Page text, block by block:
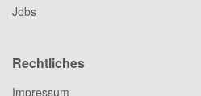
Jobs
Rechtliches
Impressum